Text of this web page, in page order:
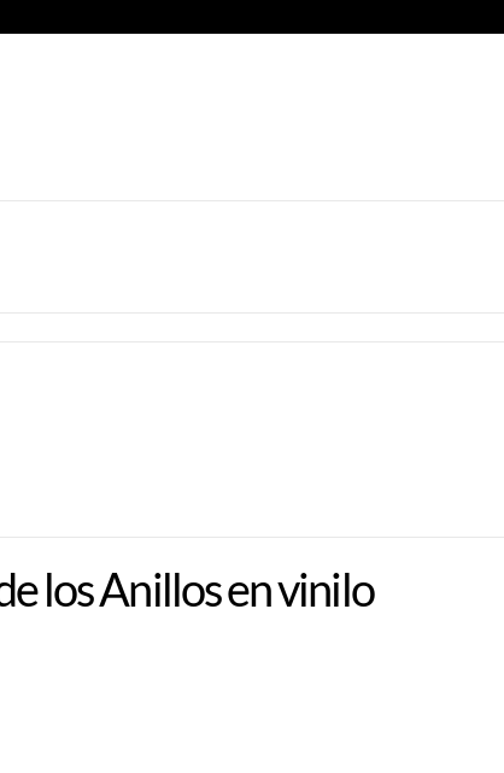
los Anillos en vinilo